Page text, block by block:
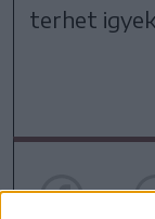
terhet